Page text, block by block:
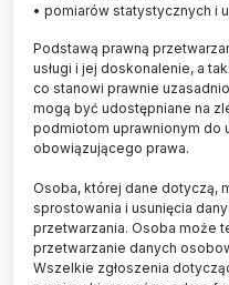
Fot. Adobe Stock
Psychologia znów
kierunkiem
• pomiarów statystycznych i
Podstawą prawną
usługi i jej doskonalenie, a
co stanowi prawnie
mogą być udostępniane na
podmiotom uprawnionym do
obowiązującego prawa.
Osoba, której dane dotyczą,
sprostowania i usunięcia
przetwarzania. Osoba może
przetwarzanie danych
Wszelkie zgłoszenia